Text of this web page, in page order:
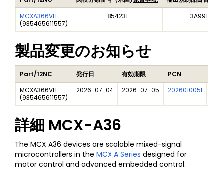
MCXA366VLL
(935465611557)
854231 3A991A2
製品変更のお知らせ
Part/12NC 発行日 有効期限 PCN
MCXA366VLL
(935465611557)
2026-07-04 2026-07-05 202601005I
詳細 MCX-A36
The MCX A36 devices are scalable mixed-signal
microcontrollers in the MCX A Series designed for
motor control and advanced embedded control.